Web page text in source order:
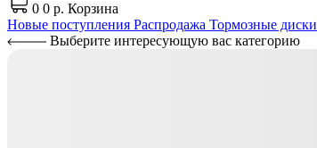
0 0 р. Корзина
Новые поступления Распродажа Тормозные диски
Выберите интересующую вас категорию